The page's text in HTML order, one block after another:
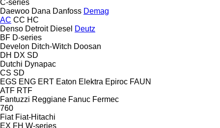
C-series
Daewoo Dana Danfoss Demag
AC CC HC
Denso Detroit Diesel Deutz
BF D-series
Develon Ditch-Witch Doosan
DH DX SD
Dutchi Dynapac
CS SD
EGS ENG ERT Eaton Elektra Epiroc FAUN
ATF RTF
Fantuzzi Reggiane Fanuc Fermec
760
Fiat Fiat-Hitachi
EX FH W-series